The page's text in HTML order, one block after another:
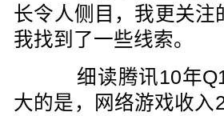
长令人侧目，我更关
我找到了一些线索。
细读腾讯10年Q1
大的是，网络游戏收入